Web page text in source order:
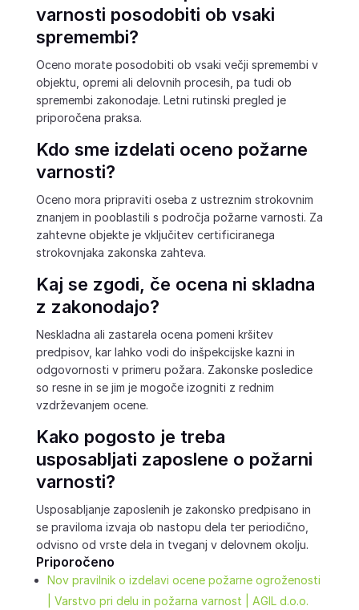
varnosti posodobiti ob vsaki
spremembi?
Oceno morate posodobiti ob vsaki večji spremembi v
objektu, opremi ali delovnih procesih, pa tudi ob
spremembi zakonodaje. Letni rutinski pregled je
priporočena praksa.
Kdo sme izdelati oceno požarne
varnosti?
Oceno mora pripraviti oseba z ustreznim strokovnim
znanjem in pooblastili s področja požarne varnosti. Za
zahtevne objekte je vključitev certificiranega
strokovnjaka zakonska zahteva.
Kaj se zgodi, če ocena ni skladna
z zakonodajo?
Neskladna ali zastarela ocena pomeni kršitev
predpisov, kar lahko vodi do inšpekcijske kazni in
odgovornosti v primeru požara. Zakonske posledice
so resne in se jim je mogoče izogniti z rednim
vzdrževanjem ocene.
Kako pogosto je treba
usposabljati zaposlene o požarni
varnosti?
Usposabljanje zaposlenih je zakonsko predpisano in
se praviloma izvaja ob nastopu dela ter periodično,
odvisno od vrste dela in tveganj v delovnem okolju.
Priporočeno
Nov pravilnik o izdelavi ocene požarne ogroženosti
| Varstvo pri delu in požarna varnost | AGIL d.o.o.